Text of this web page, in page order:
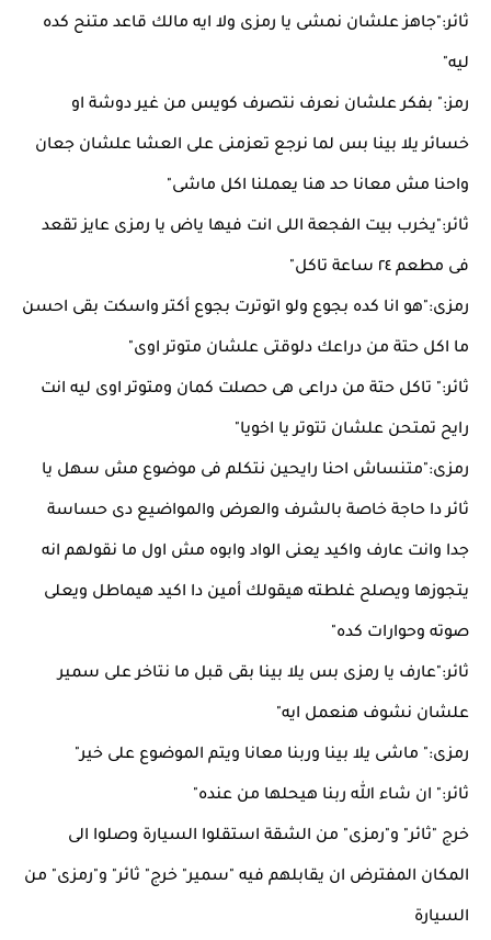
ثائر:"جاهز علشان نمشى يا رمزى ولا ايه مالك قاعد متنح كده
ليه"
رمز:" بفكر علشان نعرف نتصرف كويس من غير دوشة او
خسائر يلا بينا بس لما نرجع تعزمنى على العشا علشان جعان
واحنا مش معانا حد هنا يعملنا اكل ماشى"
ثائر:"يخرب بيت الفجعة اللى انت فيها ياض يا رمزى عايز تقعد
فى مطعم ٢٤ ساعة تاكل"
رمزى:"هو انا كده بجوع ولو اتوترت بجوع أكتر واسكت بقى احسن
ما اكل حتة من دراعك دلوقتى علشان متوتر اوى"
ثائر:" تاكل حتة من دراعى هى حصلت كمان ومتوتر اوى ليه انت
رايح تمتحن علشان تتوتر يا اخويا"
رمزى:"متنساش احنا رايحين نتكلم فى موضوع مش سهل يا
ثائر دا حاجة خاصة بالشرف والعرض والمواضيع دى حساسة
جدا وانت عارف واكيد يعنى الواد وابوه مش اول ما نقولهم انه
يتجوزها ويصلح غلطته هيقولك أمين دا اكيد هيماطل ويعلى
صوته وحوارات كده"
ثائر:"عارف يا رمزى بس يلا بينا بقى قبل ما نتاخر على سمير
علشان نشوف هنعمل ايه"
رمزى:" ماشى يلا بينا وربنا معانا ويتم الموضوع على خير"
ثائر:" ان شاء الله ربنا هيحلها من عنده"
خرج "ثائر" و"رمزى" من الشقة استقلوا السيارة وصلوا الى
المكان المفترض ان يقابلهم فيه "سمير" خرج" ثائر" و"رمزى" من
السيارة